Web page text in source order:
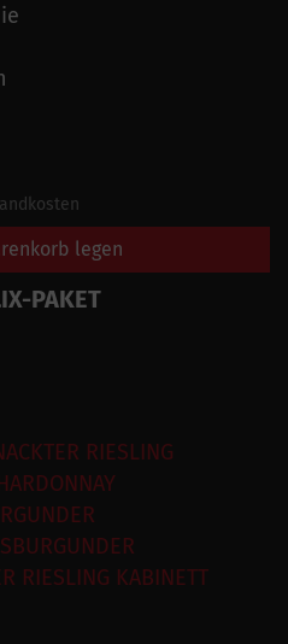
legen
PAKET
RIESLING
RIESLING KABINETT